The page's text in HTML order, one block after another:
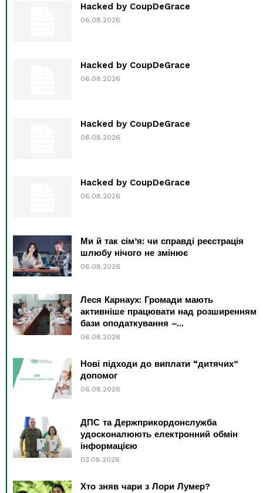
Hacked by CoupDeGrace
06.08.2026
Hacked by CoupDeGrace
06.08.2026
Hacked by CoupDeGrace
06.08.2026
Hacked by CoupDeGrace
06.08.2026
Ми й так сім’я: чи справді реєстрація
шлюбу нічого не змінює
06.08.2026
Леся Карнаух: Громади мають
активніше працювати над розширенням
бази оподаткування –...
06.08.2026
Нові підходи до виплати “дитячих”
допомог
06.08.2026
ДПС та Держприкордонслужба
удосконалюють електронний обмін
інформацією
03.08.2026
Хто зняв чари з Лори Лумер?